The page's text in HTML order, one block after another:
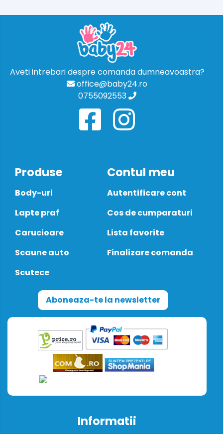
Aveti intrebari despre comanda dumneavoastra?
office@baby24.ro
0755092553
Produse
Body-uri
Lapte praf
Carucioare
Scaune auto
Scutece
Contul meu
Autentificare cont
Cos de cumparaturi
Lista favorite
Finalizare comanda
Aboneaza-te la newsletter
Informatii